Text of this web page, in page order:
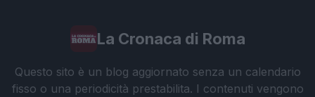
La Cronaca di Roma
Questo sito è un blog aggiornato senza un calendario
fisso o una periodicità prestabilita. I contenuti vengono